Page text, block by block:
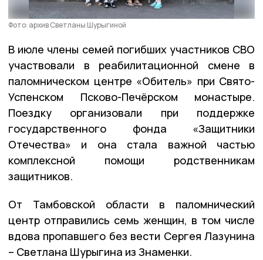
Фото: архив Светланы Шурыгиной
В июле члены семей погибших участников СВО
участвовали в реабилитационной смене в
паломническом центре «Обитель» при Свято-
Успенском Псково-Печёрском монастыре.
Поездку организовали при поддержке
государственного фонда «Защитники
Отечества» и она стала важной частью
комплексной помощи родственникам
защитников.
От Тамбовской области в паломнический
центр отправились семь женщин, в том числе
вдова пропавшего без вести Сергея Лазунина
– Светлана Шурыгина из Знаменки.